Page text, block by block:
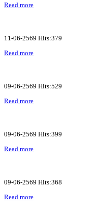
Read more
11-06-2569 Hits:379
Read more
09-06-2569 Hits:529
Read more
09-06-2569 Hits:399
Read more
09-06-2569 Hits:368
Read more